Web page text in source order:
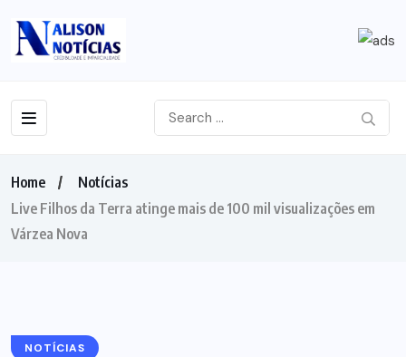
Home
Notícias
Live Filhos da Terra atinge mais de 100 mil visualizações em
Várzea Nova
NOTÍCIAS